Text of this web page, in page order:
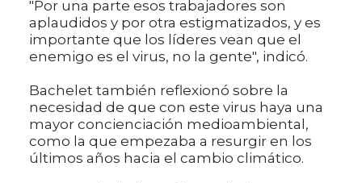
"Por una parte esos trabajadores son
aplaudidos y por otra estigmatizados, y es
importante que los líderes vean que el
enemigo es el virus, no la gente", indicó.
Bachelet también reflexionó sobre la
necesidad de que con este virus haya una
mayor concienciación medioambiental,
como la que empezaba a resurgir en los
últimos años hacia el cambio climático.